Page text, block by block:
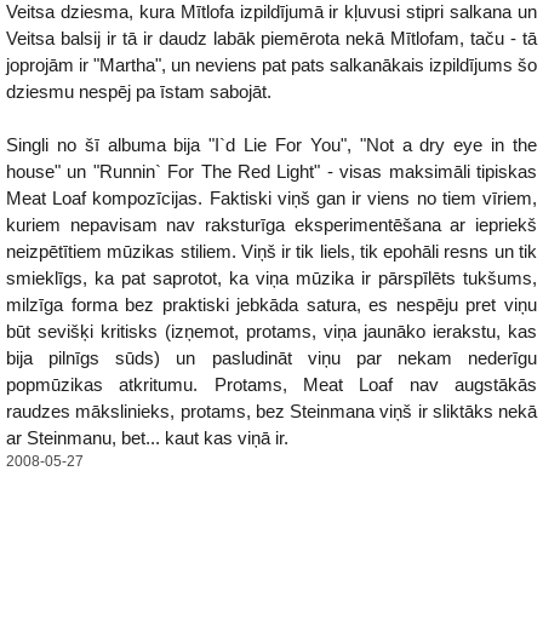
Veitsa dziesma, kura Mītlofa izpildījumā ir kļuvusi stipri salkana un
Veitsa balsij ir tā ir daudz labāk piemērota nekā Mītlofam, taču - tā
joprojām ir "Martha", un neviens pat pats salkanākais izpildījums šo
dziesmu nespēj pa īstam sabojāt.
Singli no šī albuma bija "I`d Lie For You", "Not a dry eye in the
house" un "Runnin` For The Red Light" - visas maksimāli tipiskas
Meat Loaf kompozīcijas. Faktiski viņš gan ir viens no tiem vīriem,
kuriem nepavisam nav raksturīga eksperimentēšana ar iepriekš
neizpētītiem mūzikas stiliem. Viņš ir tik liels, tik epohāli resns un tik
smieklīgs, ka pat saprotot, ka viņa mūzika ir pārspīlēts tukšums,
milzīga forma bez praktiski jebkāda satura, es nespēju pret viņu
būt sevišķi kritisks (izņemot, protams, viņa jaunāko ierakstu, kas
bija pilnīgs sūds) un pasludināt viņu par nekam nederīgu
popmūzikas atkritumu. Protams, Meat Loaf nav augstākās
raudzes mākslinieks, protams, bez Steinmana viņš ir sliktāks nekā
ar Steinmanu, bet... kaut kas viņā ir.
2008-05-27